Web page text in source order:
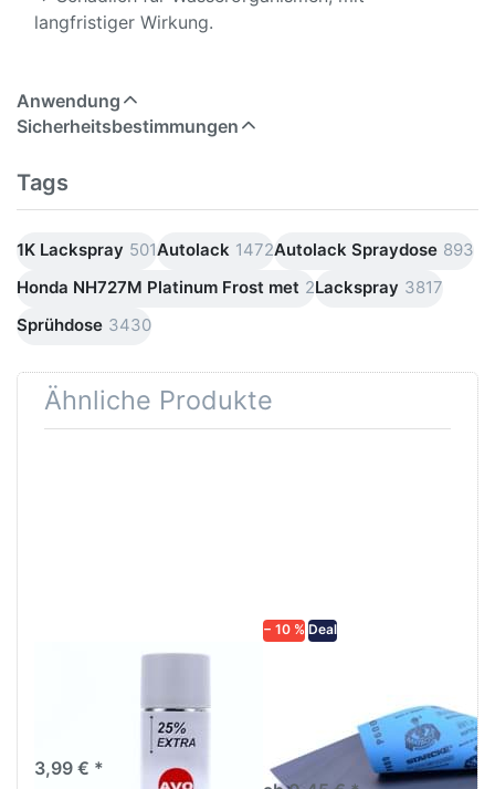
langfristiger Wirkung.
Anwendung
Sicherheitsbestimmungen
Tags
1K Lackspray 501Autolack 1472Autolack Spraydose 893
Honda NH727M Platinum Frost met 2Lackspray 3817
Sprühdose 3430
Ähnliche Produkte
3,99 € *
− 10 % Deal
diversen Körnungen
Nass-Schleifpapier zur nass
und trocken anwendung